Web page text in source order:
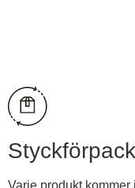
Varje produkt